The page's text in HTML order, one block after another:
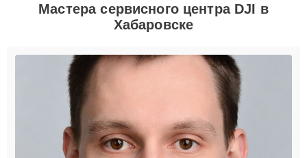
Мастера сервисного центра DJI в
Хабаровске